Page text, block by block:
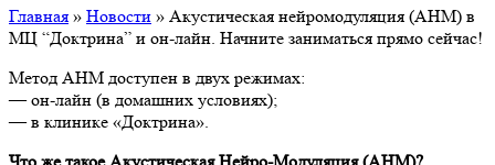
Главная » Новости » Акустическая нейромодуляция (АНМ) в
МЦ “Доктрина” и он-лайн. Начните заниматься прямо сейчас!
Метод АНМ доступен в двух режимах:
— он-лайн (в домашних условиях);
— в клинике «Доктрина».